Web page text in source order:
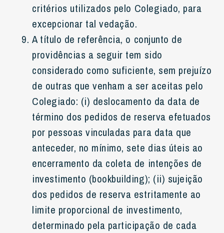
critérios utilizados pelo Colegiado, para
excepcionar tal vedação.
A título de referência, o conjunto de
providências a seguir tem sido
considerado como suficiente, sem prejuízo
de outras que venham a ser aceitas pelo
Colegiado: (i) deslocamento da data de
término dos pedidos de reserva efetuados
por pessoas vinculadas para data que
anteceder, no mínimo, sete dias úteis ao
encerramento da coleta de intenções de
investimento (bookbuilding); (ii) sujeição
dos pedidos de reserva estritamente ao
limite proporcional de investimento,
determinado pela participação de cada